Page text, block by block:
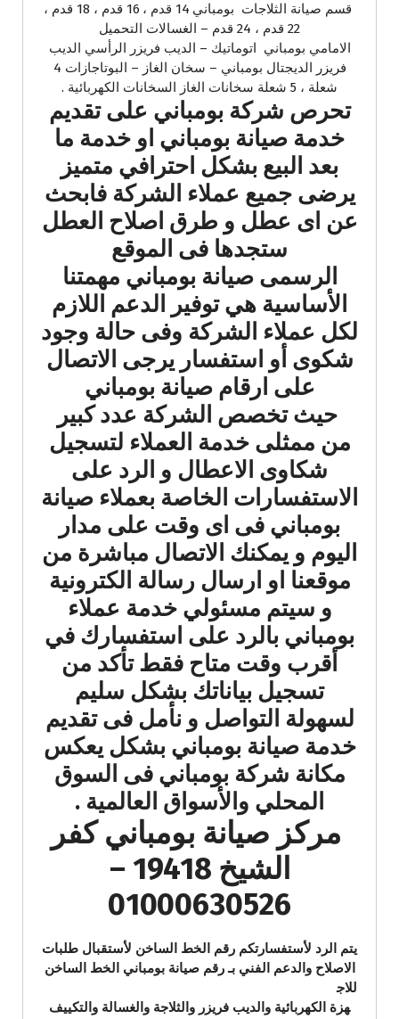
قسم صيانة الثلاجات بومباني 14 قدم ، 16 قدم ، 18 قدم ،
22 قدم ، 24 قدم – الغسالات التحميل
الامامي بومباني اتوماتيك – الديب فريزر الرأسي الديب
فريزر الديجتال بومباني – سخان الغاز – البوتاجازات 4
شعلة ، 5 شعلة سخانات الغاز السخانات الكهربائية .
تحرص شركة بومباني على تقديم
خدمة صيانة بومباني او خدمة ما
بعد البيع بشكل احترافي متميز
يرضى جميع عملاء الشركة فابحث
عن اى عطل و طرق اصلاح العطل
ستجدها فى الموقع
الرسمى صيانة بومباني مهمتنا
الأساسية هي توفير الدعم اللازم
لكل عملاء الشركة وفى حالة وجود
شكوى أو استفسار يرجى الاتصال
على ارقام صيانة بومباني
حيث تخصص الشركة عدد كبير
من ممثلى خدمة العملاء لتسجيل
شكاوى الاعطال و الرد على
الاستفسارات الخاصة بعملاء صيانة
بومباني فى اى وقت على مدار
اليوم و يمكنك الاتصال مباشرة من
موقعنا او ارسال رسالة الكترونية
و سيتم مسئولي خدمة عملاء
بومباني بالرد على استفسارك في
أقرب وقت متاح فقط تأكد من
تسجيل بياناتك بشكل سليم
لسهولة التواصل و نأمل فى تقديم
خدمة صيانة بومباني بشكل يعكس
مكانة شركة بومباني فى السوق
المحلي والأسواق العالمية .
مركز صيانة بومباني كفر
الشيخ 19418 –
01000630526
يتم الرد لأستفسارتكم رقم الخط الساخن لأستقبال طلبات
الاصلاح والدعم الفني بـ رقم صيانة بومباني الخط الساخن
للاج
هزة الكهربائية والديب فريزر والثلاجة والغسالة والتكييف